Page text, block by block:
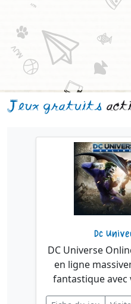
Jeux gratuits
Dc
DC Universe
en ligne
fantastique